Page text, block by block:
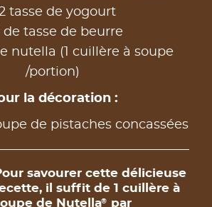
2 tasse de yogourt
de tasse de beurre
nutella (1 cuillère à soupe
/portion)
la décoration :
de pistaches concassées
savourer cette délicieuse
il suffit de 1 cuillère à
de Nutella®
par